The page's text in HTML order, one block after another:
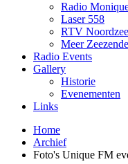
Radio
Laser 558
RTV Noordzee
Meer
Radio Events
Gallery
Historie
Evenementen
Links
Home
Archief
Foto's Unique FM